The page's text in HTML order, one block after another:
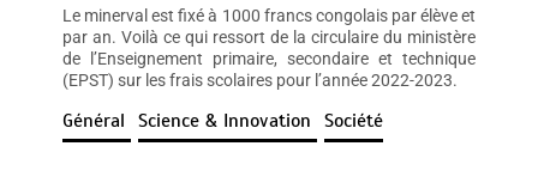
Le minerval est fixé à 1000 francs congolais par élève et
par an. Voilà ce qui ressort de la circulaire du ministère
de l’Enseignement primaire, secondaire et technique
(EPST) sur les frais scolaires pour l’année 2022-2023.
Général Science & Innovation Société